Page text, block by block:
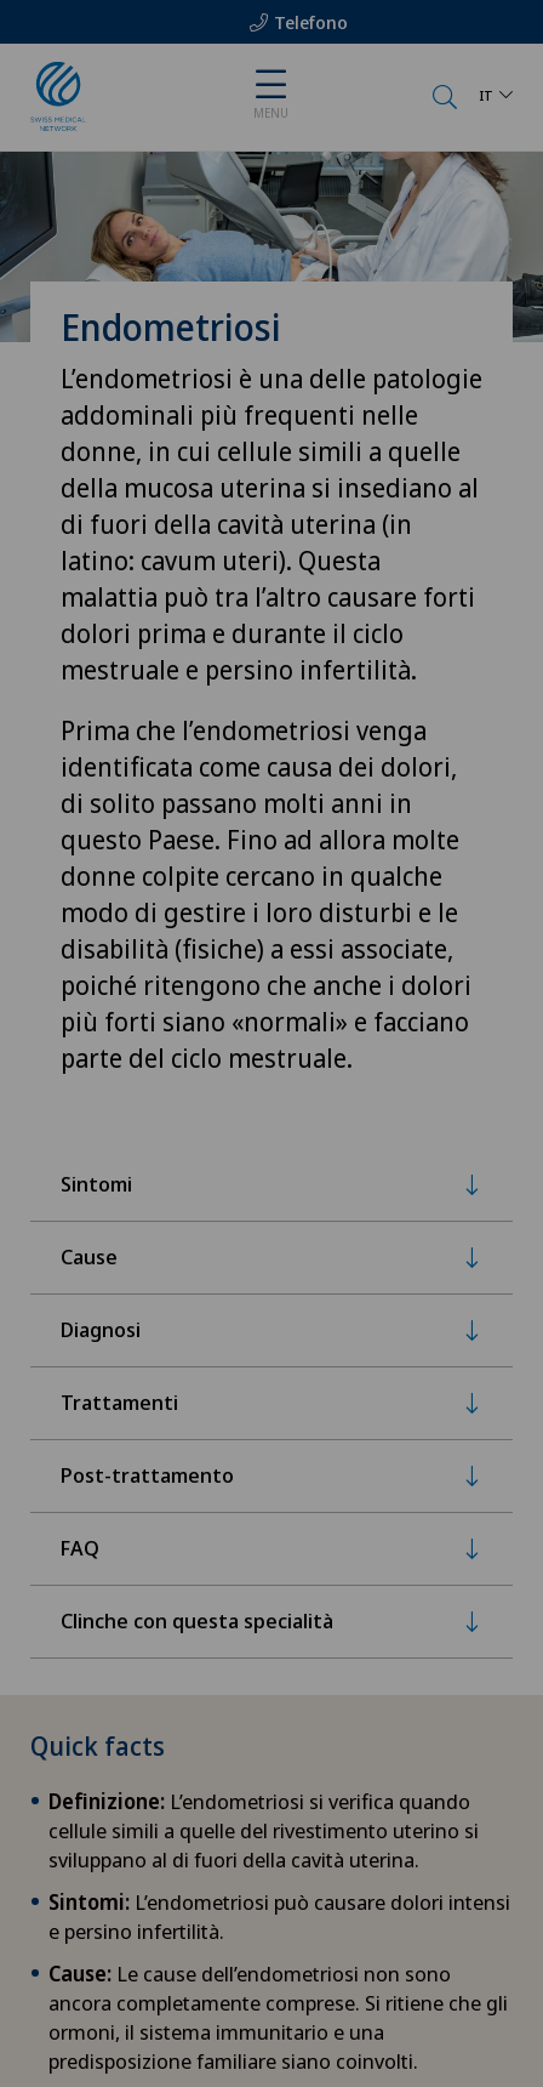
Telefono
MENU
IT
Endometriosi
L’endometriosi è una delle patologie
addominali più frequenti nelle
donne, in cui cellule simili a quelle
della mucosa uterina si insediano al
di fuori della cavità uterina (in
latino: cavum uteri). Questa
malattia può tra l’altro causare forti
dolori prima e durante il ciclo
mestruale e persino infertilità.
Prima che l’endometriosi venga
identificata come causa dei dolori,
di solito passano molti anni in
questo Paese. Fino ad allora molte
donne colpite cercano in qualche
modo di gestire i loro disturbi e le
disabilità (fisiche) a essi associate,
poiché ritengono che anche i dolori
più forti siano «normali» e facciano
parte del ciclo mestruale.
Sintomi
Cause
Diagnosi
Trattamenti
Post-trattamento
FAQ
Clinche con questa specialità
Quick facts
Definizione: L’endometriosi si verifica quando
cellule simili a quelle del rivestimento uterino si
sviluppano al di fuori della cavità uterina.
Sintomi: L’endometriosi può causare dolori intensi
e persino infertilità.
Cause: Le cause dell’endometriosi non sono
ancora completamente comprese. Si ritiene che gli
ormoni, il sistema immunitario e una
predisposizione familiare siano coinvolti.